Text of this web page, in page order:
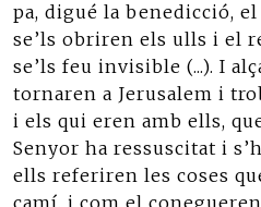
pa, digué la benedicció,
se’ls obriren els ulls i el
se’ls feu invisible (...). I
tornaren a Jerusalem i
i els qui eren amb ells,
Senyor ha ressuscitat i
ells referiren les coses
camí, i com el